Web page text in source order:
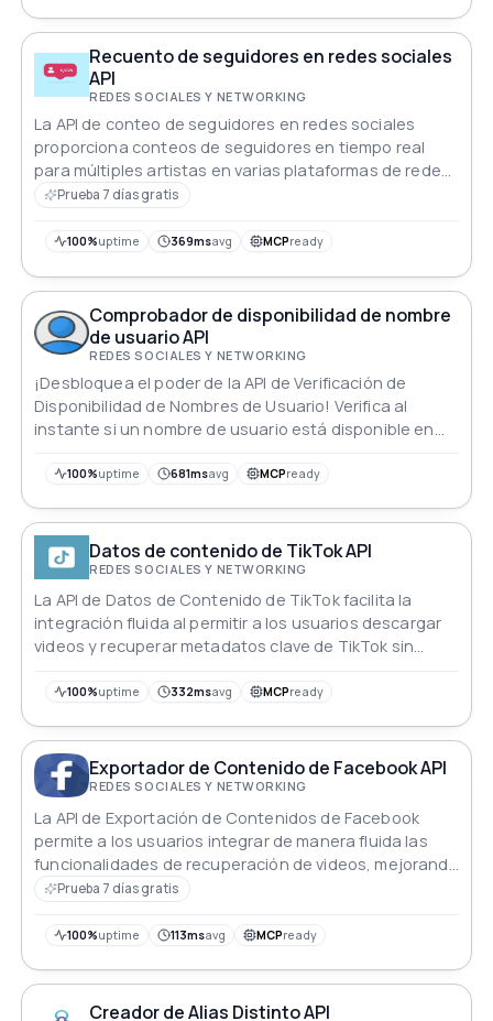
Recuento de seguidores en redes sociales
API
REDES SOCIALES Y NETWORKING
La API de conteo de seguidores en redes sociales
proporciona conteos de seguidores en tiempo real
para múltiples artistas en varias plataformas de redes
sociales. Los desarrolladores pueden integrar esta API
usuarios información actualizada sobre el seguimiento
popularidad y el compromiso en línea.
Prueba 7 días gratis
100%uptime 369msavg MCPready
Comprobador de disponibilidad de nombre
de usuario API
REDES SOCIALES Y NETWORKING
¡Desbloquea el poder de la API de Verificación de
Disponibilidad de Nombres de Usuario! Verifica al
instante si un nombre de usuario está disponible en
TikTok.
100%uptime 681msavg MCPready
Datos de contenido de TikTok API
REDES SOCIALES Y NETWORKING
La API de Datos de Contenido de TikTok facilita la
integración fluida al permitir a los usuarios descargar
videos y recuperar metadatos clave de TikTok sin
100%uptime 332msavg MCPready
Exportador de Contenido de Facebook API
REDES SOCIALES Y NETWORKING
La API de Exportación de Contenidos de Facebook
permite a los usuarios integrar de manera fluida las
funcionalidades de recuperación de videos, mejorando
la experiencia y la interacción general del usuario
Prueba 7 días gratis
100%uptime 113msavg MCPready
Creador de Alias Distinto API